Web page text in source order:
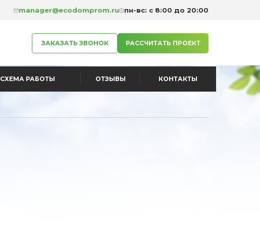
manager@ecodomprom.ru пн-вс: с 8:00 до 20:00
ЗАКАЗАТЬ ЗВОНОК РАССЧИТАТЬ ПРОЕКТ
СХЕМА РАБОТЫ ОТЗЫВЫ КОНТАКТЫ